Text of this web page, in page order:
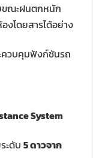
ณะฝนตกหนัก
งโดยสารได้อย่าง
ควบคุมฟังก์ชันรถ
System
ะดับ5 ดาวจาก